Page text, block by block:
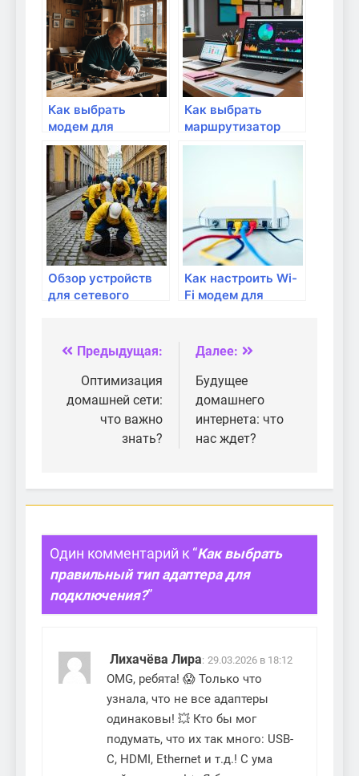
Как выбрать
модем для
интернета
Как выбрать
маршрутизатор
для офиса?
Обзор устройств
для сетевого
Как настроить Wi-
Fi модем для
подключения?
Навигация
записям
Предыдущая:
Оптимизация
домашней сети:
что важно
знать?
Далее:
Будущее
домашнего
интернета: что
нас ждет?
Один комментарий к “Как выбрать
правильный тип адаптера для
подключения?”
Лихачёва Лира: 29.03.2026 в 18:12
OMG, ребята! 😱 Только что
узнала, что не все адаптеры
одинаковы! 💥 Кто бы мог
подумать, что их так много: USB-
C, HDMI, Ethernet и т.д.! С ума